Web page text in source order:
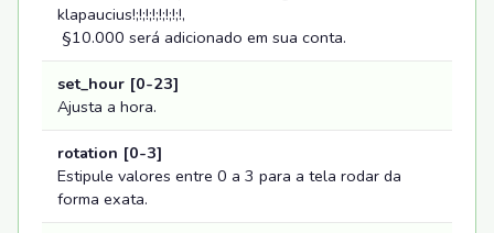
klapaucius!;!;!;!;!;!;!;!,
§10.000 será adicionado em sua conta.
set_hour [0-23]
Ajusta a hora.
rotation [0-3]
Estipule valores entre 0 a 3 para a tela rodar da
forma exata.